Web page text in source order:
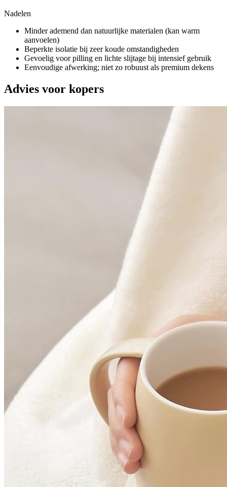
Nadelen
Minder ademend dan natuurlijke materialen (kan warm
aanvoelen)
Beperkte isolatie bij zeer koude omstandigheden
Gevoelig voor pilling en lichte slijtage bij intensief gebruik
Eenvoudige afwerking; niet zo robuust als premium dekens
Advies voor kopers